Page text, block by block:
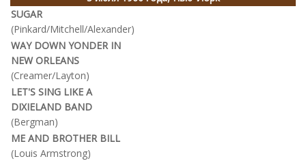
SUGAR
(Pinkard/Mitchell/Alexander)
WAY DOWN YONDER IN
NEW ORLEANS
(Creamer/Layton)
LET'S SING LIKE A
DIXIELAND BAND
(Bergman)
ME AND BROTHER BILL
(Louis Armstrong)